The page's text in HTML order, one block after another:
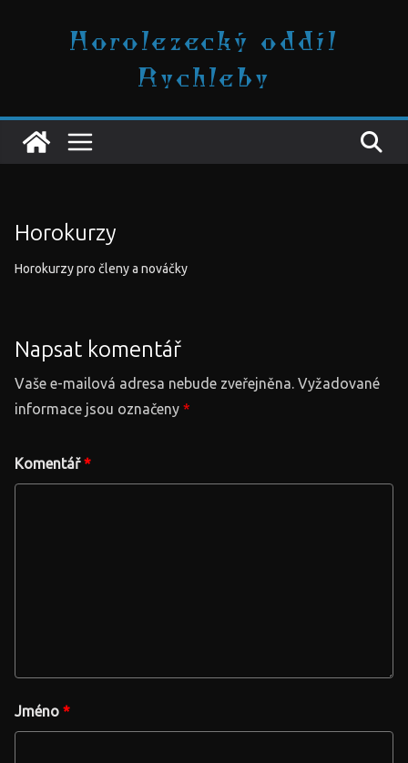
Horolezecký oddíl
Rychleby
Horokurzy
Horokurzy pro členy a nováčky
Napsat komentář
Vaše e-mailová adresa nebude zveřejněna. Vyžadované
informace jsou označeny *
Komentář*
Jméno *